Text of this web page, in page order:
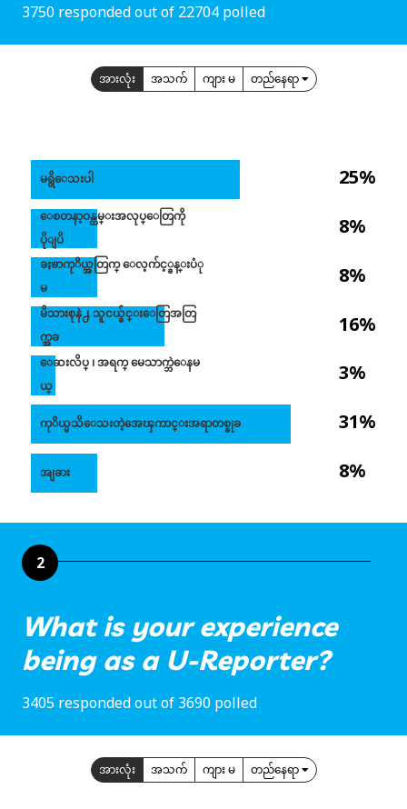
3750 responded out of 22704 polled
အားလုံး အသက် ကျား မ တည်နေရာ
25%
8%
8%
16%
3%
31%
8%
မရွိေသးပါ
ေစတနာ့ဝန္ထမ္းအလုပ္ေတြကို
ပိုျပိ
ခႏၶာကုိယ္အတြက္ ေလ့က်င့္ခန္းပံု
မ
မိသားစုနဲ႕ သူငယ္ခ်င္းေတြအတြ
က္အခ
ေဆးလိပ္ ၊ အရက္ မေသာက္ဘဲေနမ
ယ္
ကုိယ္မသိေသးတဲ့အေၾကာင္းအရာတစ္ခုခ
အျခား
2
What is your experience
being as a U-Reporter?
3405 responded out of 3690 polled
အားလုံး အသက် ကျား မ တည်နေရာ